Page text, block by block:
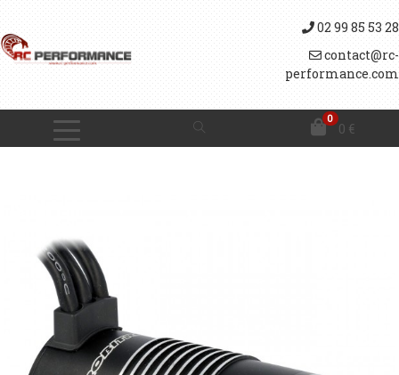
02 99 85 53 28
contact@rc-
performance.com
0
0 €